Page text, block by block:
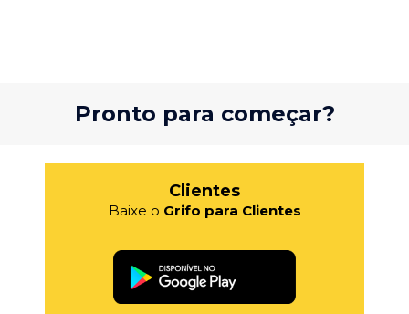
Pronto para começar?
Clientes
Baixe o Grifo para Clientes